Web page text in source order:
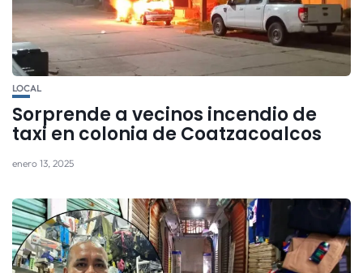
LOCAL
Sorprende a vecinos incendio de
taxi en colonia de Coatzacoalcos
enero 13, 2025